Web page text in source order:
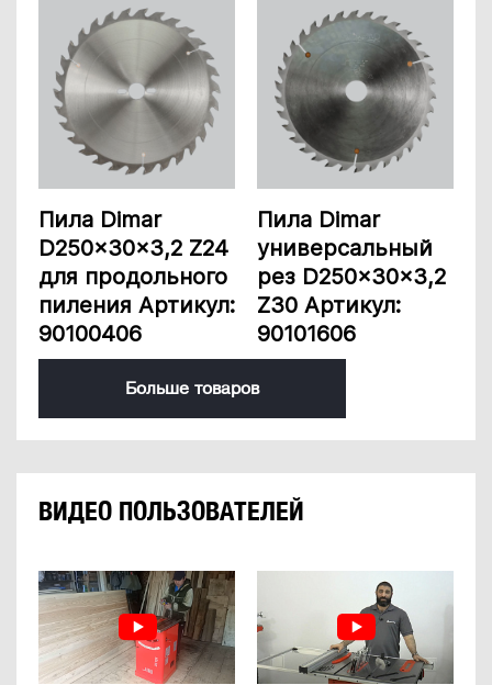
Пила Dimar
D250x30x3,2 Z24
для продольного
пиления Артикул:
90100406
Пила Dimar
универсальный
рез D250x30x3,2
Z30 Артикул:
90101606
Больше товаров
ВИДЕО ПОЛЬЗОВАТЕЛЕЙ